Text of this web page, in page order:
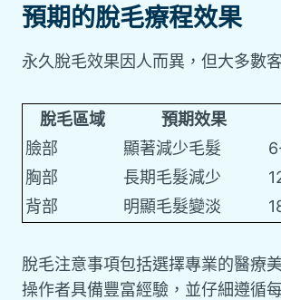
預期的脫毛療程效果
永久脫毛效果因人而異，但大多數
脫毛區域 預期效果
臉部
顯著減少毛髮
胸部
長期毛髮減少
背部
明顯毛髮變淡
脫毛注意事項包括選擇專業的醫療
操作者具備豐富經驗，並仔細遵循